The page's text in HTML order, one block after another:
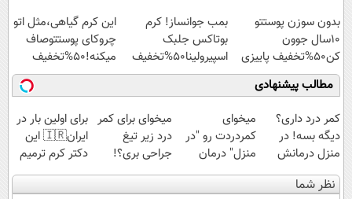
ویژه
بدون سوزن پوستتو
10سال جوون
کن50%تخفیف پاییزی
بمب جوانساز! کرم
بوتاکس جلبک
اسپیرولینا50%تخفیف
این کرم گیاهی،مثل اتو
چروکای پوستتوصاف
میکنه!50%تخفیف
مطالب پیشنهادی
کمر درد داری؟
دیگه بسه! در
منزل درمانش
کن
(◀پرسش‌نامه)
میخوای
کمردردت رو "در
منزل" درمان
کنی؟ (◂فیلم +
◂پرسش‌نامه)
میخوای برای کمر
درد زیر تیغ
جراحی بری؟!
◗پرسش‌نامه رو
پر کن◖
برای اولین بار در
ایران🇮🇷 این
دکتر کرم ترمیم
کننده 23 روزه
ساخت!
نظر شما